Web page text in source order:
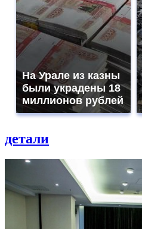
На Урале из казны
были украдены 18
миллионов рублей
детали